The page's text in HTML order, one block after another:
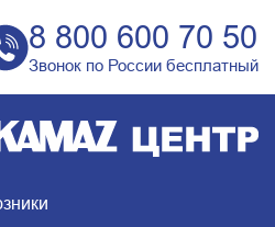
8 800 600 70 50
Звонок по России бесплатный